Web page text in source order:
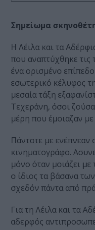
Σημείωμα
Η Λέιλα και τα
που αναπτύχθηκε τις
ένα ορισμένο
εσωτερικό κέλυφος
μεσαία τάξη
Τεχεράνη, όσοι
μέρη που έμοιαζαν
Πάντοτε με ενέπνεαν
κινηματογράφο.
μόνο όταν μοιάζει
ο ίδιος τα βάσανα
σχεδόν πάντα από
Για τη Λέιλα και τα
αδερφός